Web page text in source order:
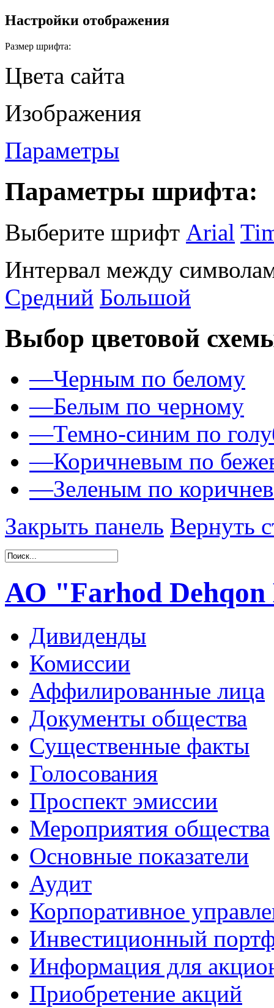
Настройки отображения
Размер шрифта:
Цвета сайта
Изображения
Параметры
Параметры шрифта:
Выберите шрифт Arial
Интервал между
Средний Большой
Выбор цветовой
—Черным по белому
—Белым по черному
—Темно-синим по
—Коричневым по
—Зеленым по
Закрыть панель Вернуть
АО "Farhod
Дивиденды
Комиссии
Аффилированные лица
Документы общества
Существенные факты
Голосования
Проспект эмиссии
Мероприятия общества
Основные показатели
Аудит
Корпоративное
Инвестиционный
Информация для
Приобретение акций